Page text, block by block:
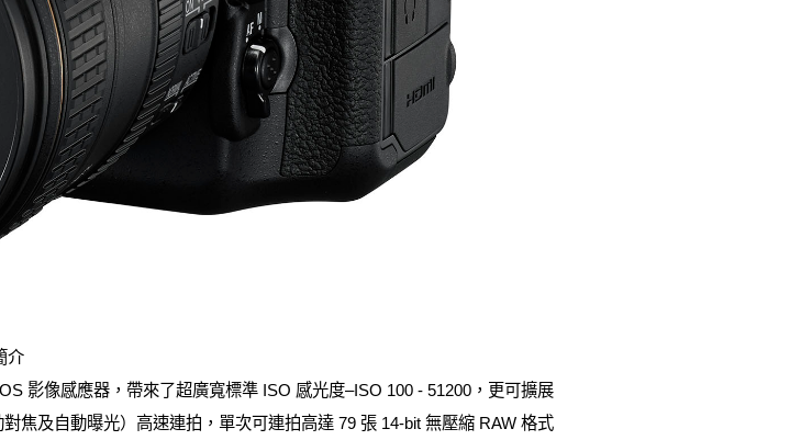
介
影像感應器，帶來了超廣寬標準 ISO 感光度–ISO 100 - 51200，更可擴展
焦及自動曝光）高速連拍，單次可連拍高達 79 張 14-bit 無壓縮 RAW 格式